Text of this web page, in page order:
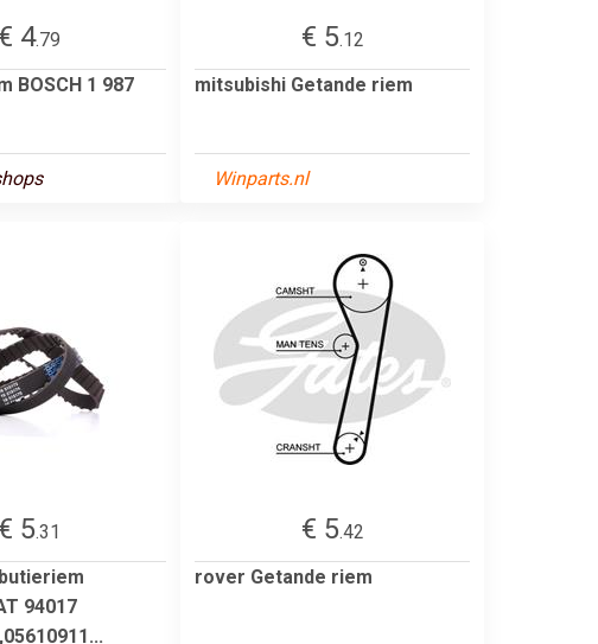
€ 4.79
BOSCH 1 987
€ 5.12
mitsubishi Getande riem
Winparts.nl
€ 5.31
94017
€ 5.42
rover Getande riem